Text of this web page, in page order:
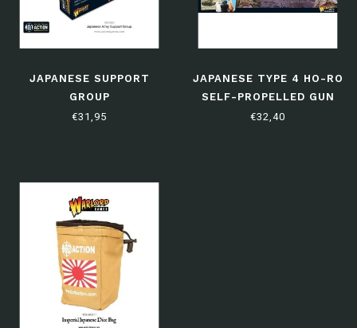
JAPANESE SUPPORT
GROUP
€31,95
JAPANESE TYPE 4 HO-RO
SELF-PROPELLED GUN
€32,40